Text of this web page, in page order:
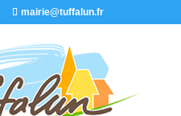
mairie@tuffalun.fr